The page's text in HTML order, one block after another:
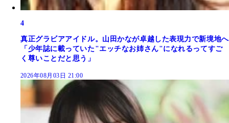
4
真正グラビアアイドル。山田かなが卓越した表現力で新境地へ
「少年誌に載っていた"エッチなお姉さん"になれるってすご
く尊いことだと思う」
2026年08月03日 21:00